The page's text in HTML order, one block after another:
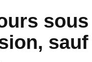
sous
sauf